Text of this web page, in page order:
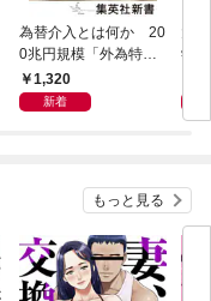
為替介入とは何か 20
0兆円規模「外為特
会」が生まれた謎
1,320
新着
学
もっと見る